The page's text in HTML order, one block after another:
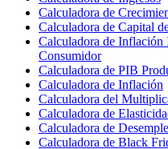
Calculadora de
Calculadora de Capital
Calculadora de Inflación
Consumidor
Calculadora de PIB
Calculadora de Inflación
Calculadora del
Calculadora de
Calculadora de
Calculadora de Black